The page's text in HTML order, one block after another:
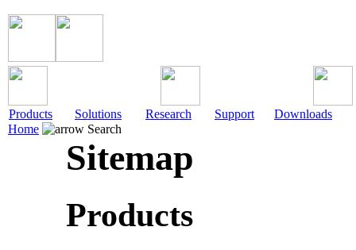
Products Solutions Research Support
Downloads
Home
Search
Sitemap
Products